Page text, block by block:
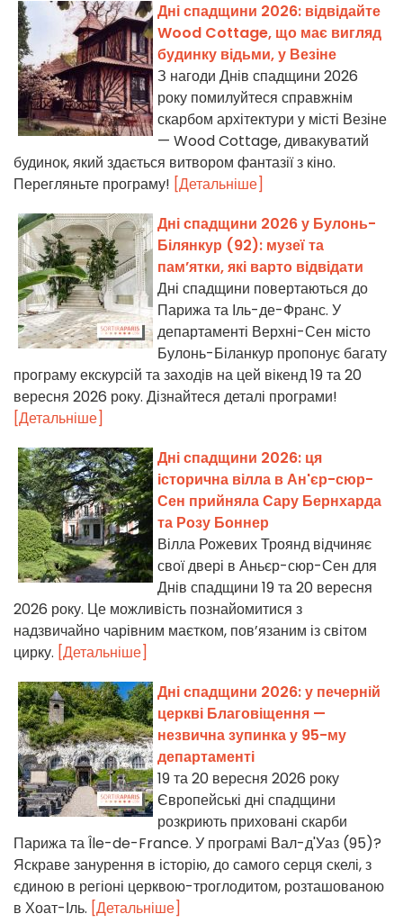
Дні спадщини 2026: відвідайте
Wood Cottage, що має вигляд
будинку відьми, у Везіне
З нагоди Днів спадщини 2026
року помилуйтеся справжнім
скарбом архітектури у місті Везіне
— Wood Cottage, дивакуватий
будинок, який здається витвором фантазії з кіно.
Перегляньте програму! [Детальніше]
Дні спадщини 2026 у Булонь-
Білянкур (92): музеї та
пам’ятки, які варто відвідати
Дні спадщини повертаються до
Парижа та Іль-де-Франс. У
департаменті Верхні-Сен місто
Булонь-Біланкур пропонує багату
програму екскурсій та заходів на цей вікенд 19 та 20
вересня 2026 року. Дізнайтеся деталі програми!
[Детальніше]
Дні спадщини 2026: ця
історична вілла в Ан'єр-сюр-
Сен прийняла Сару Бернхарда
та Розу Боннер
Вілла Рожевих Троянд відчиняє
свої двері в Аньєр-сюр-Сен для
Днів спадщини 19 та 20 вересня
2026 року. Це можливість познайомитися з
надзвичайно чарівним маєтком, пов’язаним із світом
цирку. [Детальніше]
Дні спадщини 2026: у печерній
церкві Благовіщення —
незвична зупинка у 95-му
департаменті
19 та 20 вересня 2026 року
Європейські дні спадщини
розкриють приховані скарби
Парижа та Île-de-France. У програмі Вал-д'Уаз (95)?
Яскраве занурення в історію, до самого серця скелі, з
єдиною в регіоні церквою-троглодитом, розташованою
в Хоат-Іль. [Детальніше]